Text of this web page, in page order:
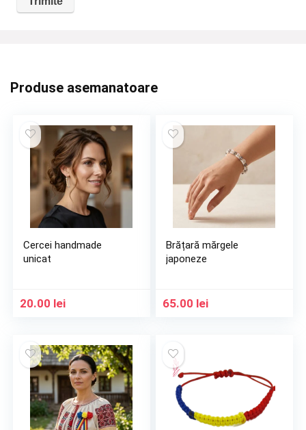
Produse asemanatoare
Cercei handmade
unicat
20.00 lei
Brățară mărgele
japoneze
65.00 lei